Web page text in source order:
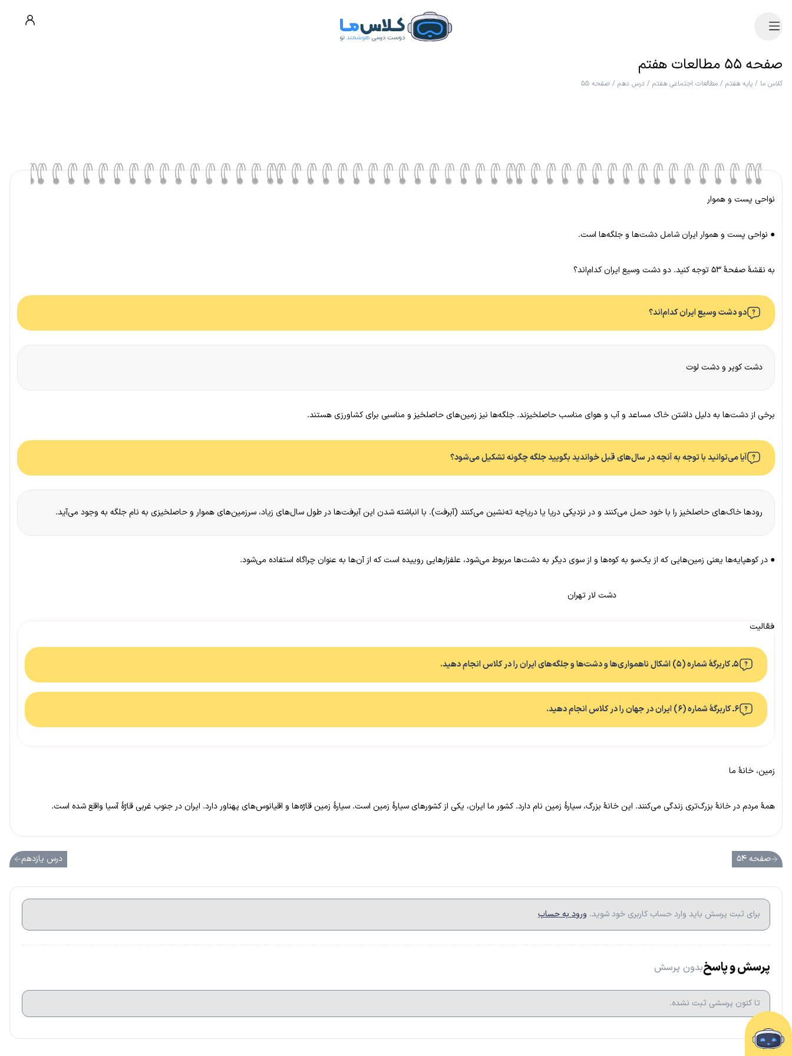
صفحه ۵۵ مطالعات هفتم
کلاس ما / پایه هفتم / مطالعات اجتماعی هفتم / درس دهم / صفحه ۵۵
نواحی پست و هموار
● نواحی پست و هموار ایران شامل دشت‌ها و جلگه‌ها است.
به نقشهٔ صفحهٔ ۵۳ توجه کنید. دو دشت وسیع ایران کدام‌اند؟
دو دشت وسیع ایران کدام‌اند؟
دشت کویر و دشت لوت
برخی از دشت‌ها به دلیل داشتن خاک مساعد و آب و هوای مناسب حاصلخیزند. جلگه‌ها نیز زمین‌های حاصلخیز و مناسبی برای کشاورزی هستند.
آیا می‌توانید با توجه به آنچه در سال‌های قبل خواندید بگویید جلگه چگونه تشکیل می‌شود؟
رودها خاک‌های حاصلخیز را با خود حمل می‌کنند و در نزدیکی دریا یا دریاچه ته‌نشین می‌کنند (آبرفت). با انباشته شدن این آبرفت‌ها در طول سال‌های زیاد، سرزمین‌های هموار و حاصلخیزی به نام جلگه به وجود می‌آید.
● در کوهپایه‌ها یعنی زمین‌هایی که از یک‌سو به کوه‌ها و از سوی دیگر به دشت‌ها مربوط می‌شود، علفزارهایی روییده است که از آن‌ها به عنوان چراگاه استفاده می‌شود.
دشت لار تهران
فعّالیت
۵ـ کاربرگهٔ شماره (۵) اشکال ناهمواری‌ها و دشت‌ها و جلگه‌های ایران را در کلاس انجام دهید.
۶ـ کاربرگهٔ شماره (۶) ایران در جهان را در کلاس انجام دهید.
زمین، خانهٔ ما
همهٔ مردم در خانهٔ بزرگ‌تری زندگی می‌کنند. این خانهٔ بزرگ، سیارهٔ زمین نام دارد. کشور ما ایران، یکی از کشورهای سیارهٔ زمین است. سیارهٔ زمین قارّه‌ها و اقیانوس‌های پهناور دارد. ایران در جنوب غربی قارّهٔ آسیا واقع شده است.
صفحه ۵۴ درس یازدهم
برای ثبت پرسش باید وارد حساب کاربری خود شوید. ورود به حساب
پرسش و پاسخبدون پرسش
تا کتون پرسشی ثبت نشده.